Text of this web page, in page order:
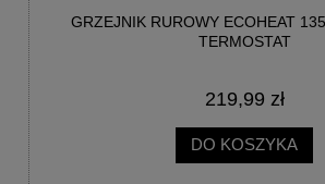
GRZEJNIK RUROWY ECOHEAT
TERMOSTAT
219,99 zł
DO KOSZYKA